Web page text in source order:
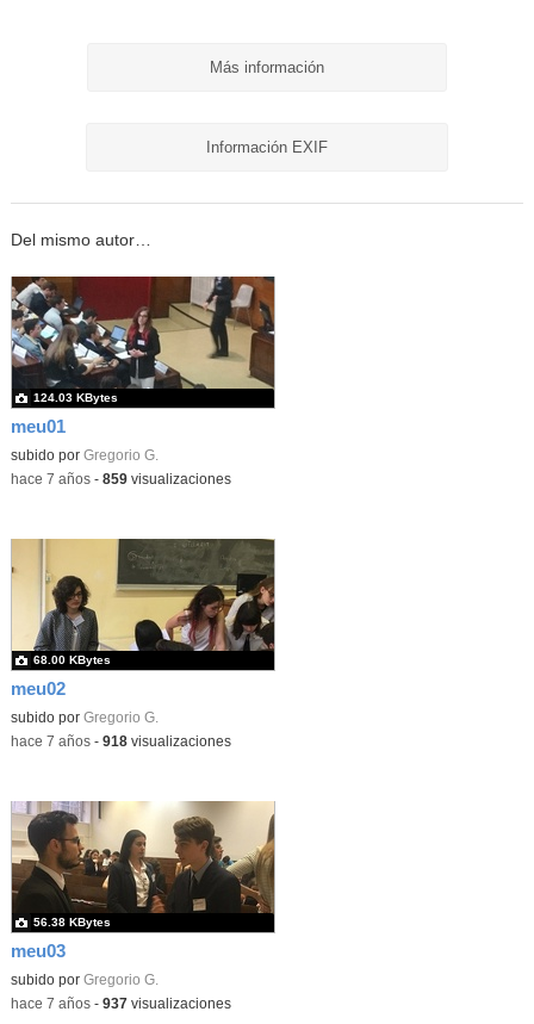
Más información
Información EXIF
Del mismo autor…
meu01
subido por Gregorio G.
124.03 KBytes
-hace 7 años- 859visualizaciones
meu02
subido por Gregorio G.
68.00 KBytes
-hace 7 años- 918visualizaciones
meu03
subido por Gregorio G.
56.38 KBytes
-hace 7 años- 937visualizaciones